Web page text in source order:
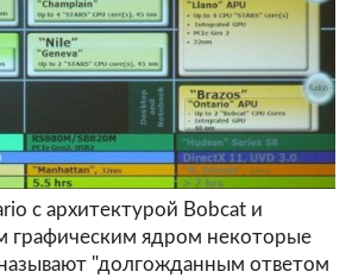
с архитектурой Bobcat и
графическим ядром некоторые
"долгожданным ответом